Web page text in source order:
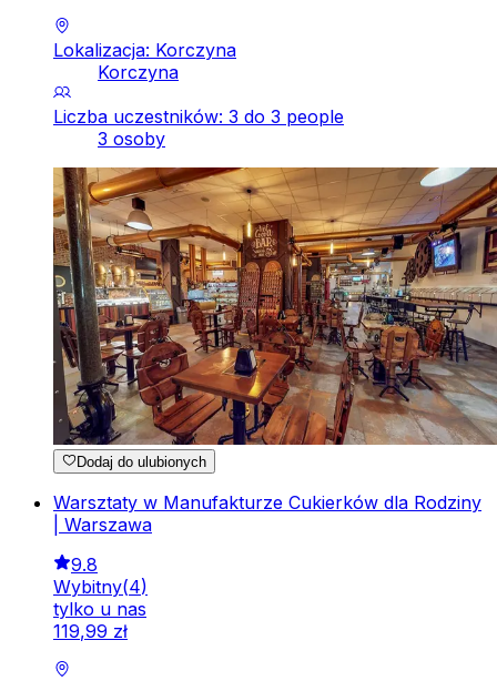
Lokalizacja: Korczyna
Korczyna
Liczba uczestników: 3 do 3 people
3 osoby
Dodaj do ulubionych
Warsztaty w Manufakturze Cukierków dla Rodziny
| Warszawa
9.8
Wybitny(4)
tylko u nas
119,99 zł